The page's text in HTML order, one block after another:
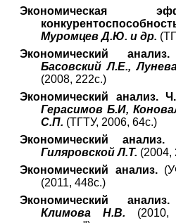
Экономическая
Муромцев Д.Ю. и др.
Экономический анализ.
Басовский Л.Е.,
(2008, 222с.)
Экономический анализ.
Герасимов Б.И,
С.П. (ТГТУ, 2006, 64с.)
Экономический анализ.
Гиляровской Л.Т. (2004,
Экономический анализ.
(2011, 448с.)
Экономический анализ.
Климова Н.В. (2010,